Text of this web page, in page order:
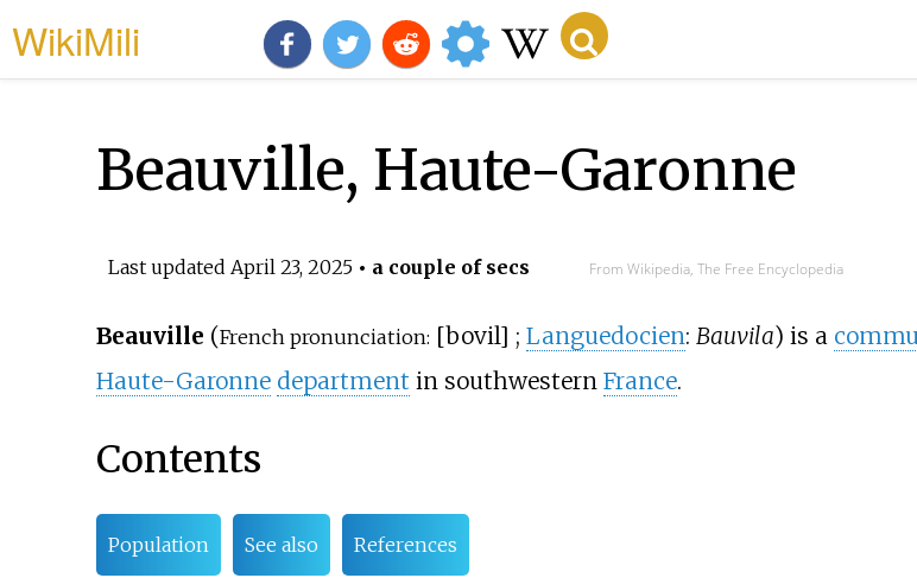
WikiMili
Beauville, Haute-Garonne
Last updated April 23, 2025• a couple of secs From Wikipedia, The Free Encyclopedia
Beauville (French pronunciation: [bovil] ; Languedocien: Bauvila) is a
Haute-Garonne department in southwestern France.
Contents
Population See also References